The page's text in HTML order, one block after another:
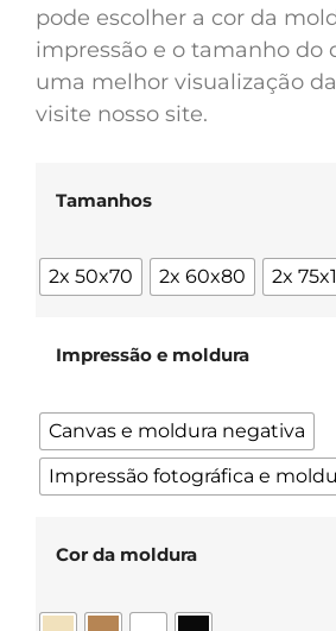
pode escolher a cor da
impressão e o tamanho do
uma melhor visualização
visite nosso site.
Tamanhos
2x 50x70 2x 60x80 2x
Impressão e moldura
Canvas e moldura negativa
Impressão fotográfica e
Cor da moldura